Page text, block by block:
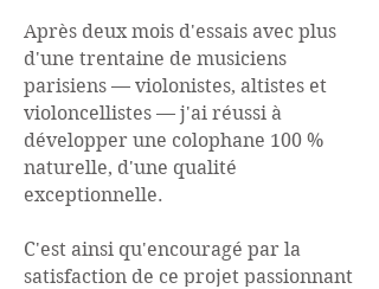
Après deux mois d'essais avec plus
d'une trentaine de musiciens
parisiens — violonistes, altistes et
violoncellistes — j'ai réussi à
développer une colophane 100 %
naturelle, d'une qualité
exceptionnelle.
C'est ainsi qu'encouragé par la
satisfaction de ce projet passionnant